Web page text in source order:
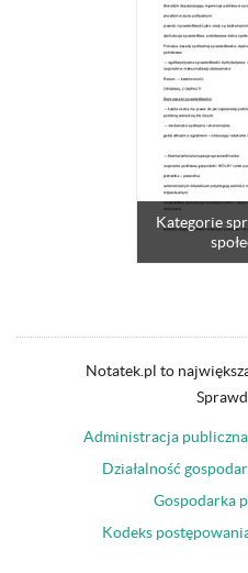
Kategorie
Notatek.pl to
Administracja publiczna
Działalność
Gospodarka
Kodeks